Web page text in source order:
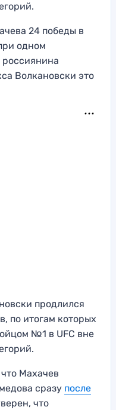
24 победы в
одном
Волкановски это
продлился
по итогам которых
№1 в UFC вне
Махачев
сразу после
что